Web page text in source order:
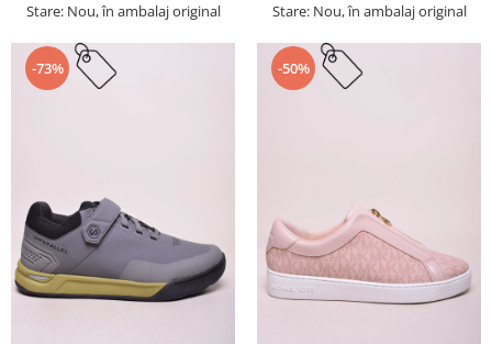
Stare: Nou, în ambalaj original Stare: Nou, în ambalaj original
-73% -50%